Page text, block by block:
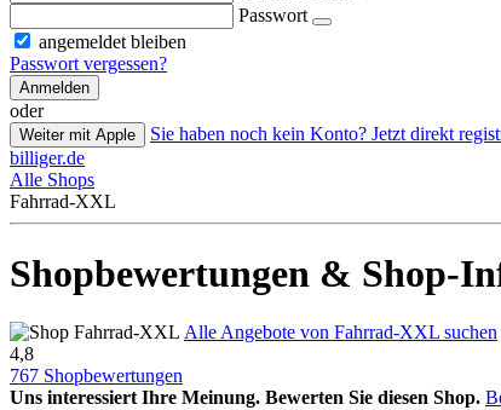
Passwort
angemeldet bleiben
Passwort vergessen?
Anmelden
oder
Weiter mit Apple
Sie haben noch kein Konto? Jetzt direkt
billiger.de
Alle Shops
Fahrrad-XXL
Shopbewertungen & Shop-
Alle Angebote von Fahrrad-XXL suchen
4,8
767 Shopbewertungen
Uns interessiert Ihre Meinung. Bewerten Sie diesen Shop.